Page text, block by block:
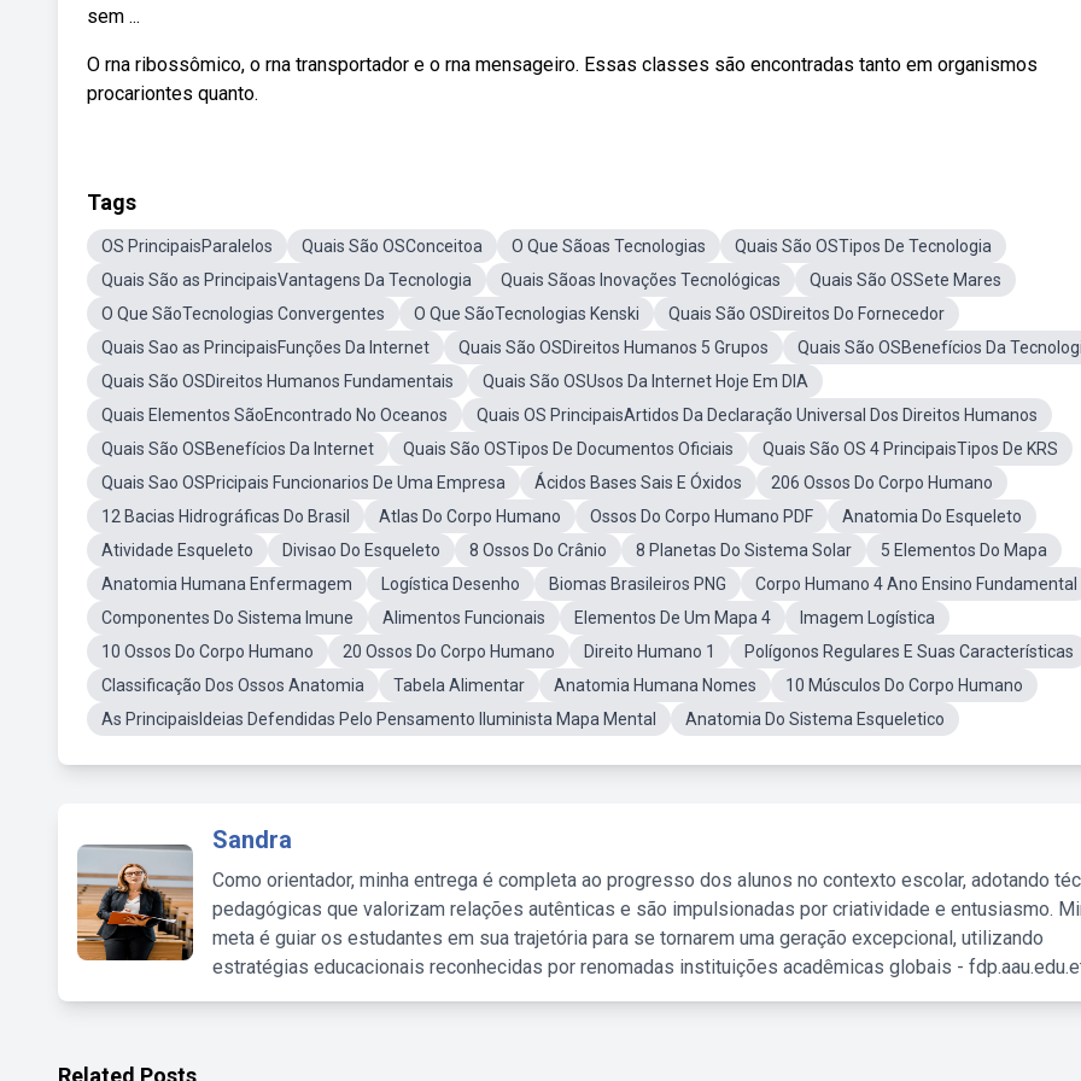
sem ...
O rna ribossômico, o rna transportador e o rna mensageiro. Essas classes são encontradas tanto em organismos
procariontes quanto.
Tags
OS PrincipaisParalelos Quais São OSConceitoa O Que Sãoas Tecnologias
Quais São OSTipos De Tecnologia
Quais São as PrincipaisVantagens Da Tecnologia
Quais Sãoas Inovações Tecnológicas
Quais São OSSete Mares
O Que SãoTecnologias Convergentes
O Que SãoTecnologias Kenski
Quais São OSDireitos Do Fornecedor
Quais Sao as PrincipaisFunções Da Internet
Quais São OSDireitos Humanos 5 Grupos
Quais São OSBenefícios Da
Quais São OSDireitos Humanos Fundamentais
Quais São OSUsos Da Internet Hoje Em DIA
Quais Elementos SãoEncontrado No Oceanos
Quais OS PrincipaisArtidos Da Declaração Universal Dos Direitos Humanos
Quais São OSBenefícios Da Internet
Quais São OSTipos De Documentos Oficiais
Quais São OS 4 PrincipaisTipos De KRS
Quais Sao OSPricipais Funcionarios De Uma Empresa
Ácidos Bases Sais E Óxidos
206 Ossos Do Corpo Humano
12 Bacias Hidrográficas Do Brasil
Atlas Do Corpo Humano Ossos Do Corpo Humano PDF
Anatomia Do Esqueleto
Atividade Esqueleto
Divisao Do Esqueleto 8 Ossos Do Crânio 8 Planetas Do Sistema Solar
5 Elementos Do Mapa
Anatomia Humana Enfermagem
Logística Desenho Biomas Brasileiros PNG
Corpo Humano 4 Ano Ensino Fundamental
Componentes Do Sistema Imune
Alimentos Funcionais Elementos De Um Mapa 4
Imagem Logística
10 Ossos Do Corpo Humano
20 Ossos Do Corpo Humano Direito Humano 1
Polígonos Regulares E Suas Características
Classificação Dos Ossos Anatomia
Tabela Alimentar Anatomia Humana Nomes
10 Músculos Do Corpo Humano
As PrincipaisIdeias Defendidas Pelo Pensamento Iluminista Mapa Mental
Anatomia Do Sistema Esqueletico
Sandra
Como orientador, minha entrega é completa ao progresso dos alunos no contexto escolar, adotando
pedagógicas que valorizam relações autênticas e são impulsionadas por criatividade e entusiasmo.
meta é guiar os estudantes em sua trajetória para se tornarem uma geração excepcional, utilizando
estratégias educacionais reconhecidas por renomadas instituições acadêmicas globais -
Related Posts